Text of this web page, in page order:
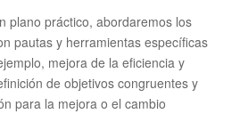
plano práctico, abordaremos los
pautas y herramientas específicas
mejora de la eficiencia y
de objetivos congruentes y
para la mejora o el cambio